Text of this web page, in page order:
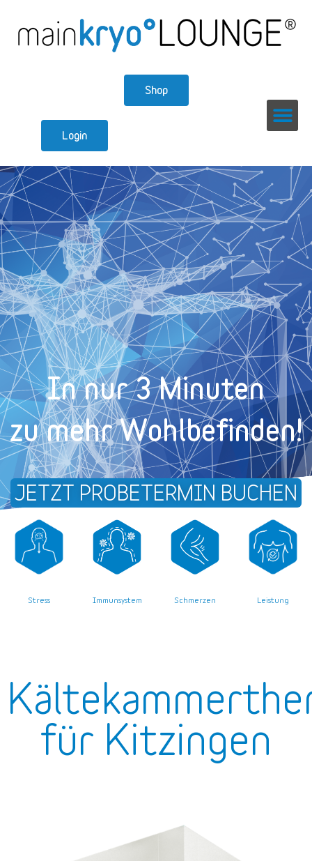
Shop
Login
In nur 3 Minuten
zu mehr Wohl­befinden!
JETZT PROBETERMIN BUCHEN
Stress Immunsystem Schmerzen Leistung
für Kitzingen